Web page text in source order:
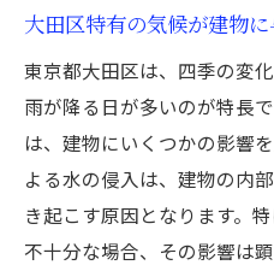
定期点検の重要性
耐用年数を延ばす
雨の多い大田区の建
ト
多雨地域における
大田区の気候に適
大田区特有の気候が建物
東京都大田区は、四季の変
雨が降る日が多いのが特長
は、建物にいくつかの影響
よる水の侵入は、建物の内
き起こす原因となります。
不十分な場合、その影響は